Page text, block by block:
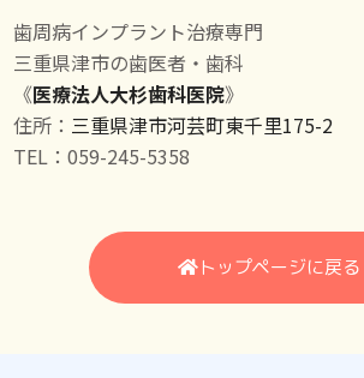
歯周病インプラント治療専門
三重県津市の歯医者・歯科
《医療法人大杉歯科医院》
住所： 三重県津市河芸町東千里175-2
TEL：059-245-5358
トップページに戻る